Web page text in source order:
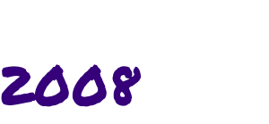
2008